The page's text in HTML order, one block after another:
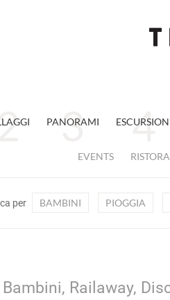
PANORAMI
EVENTS
per BAMBINI PIOGGIA
Railaway,